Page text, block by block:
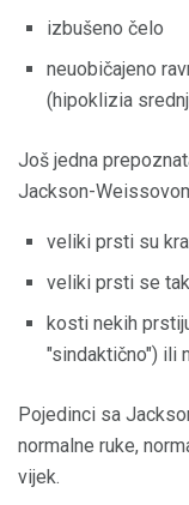
izbušeno čelo
neuobičajeno
(hipoklizia
Još jedna
Jackson-
veliki prsti su
veliki prsti se
kosti nekih
"sindaktično") ili
Pojedinci sa
normalne ruke,
vijek.